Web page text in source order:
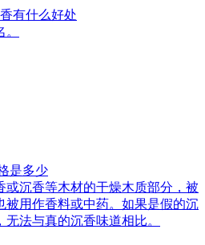
有什么好处
是多少
或沉香等木材的干燥木质部分，被
被用作香料或中药。如果是假的沉
法与真的沉香味道相比。